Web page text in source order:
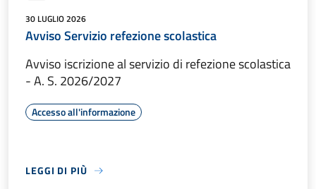
30 LUGLIO 2026
Avviso Servizio refezione scolastica
Avviso iscrizione al servizio di refezione scolastica
- A. S. 2026/2027
Accesso all'informazione
LEGGI DI PIÙ